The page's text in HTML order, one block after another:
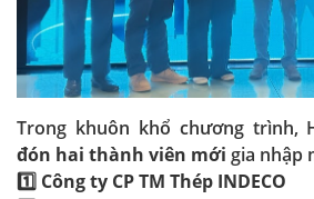
Trong khuôn khổ chương trình,
đón hai thành viên mới gia nhập
1️⃣ Công ty CP TM Thép INDECO